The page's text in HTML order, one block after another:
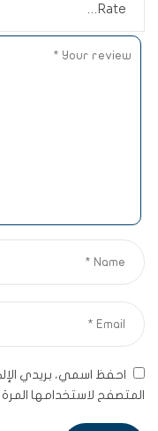
احفظ اسمي، بريدي
المتصفح لاستخدامها